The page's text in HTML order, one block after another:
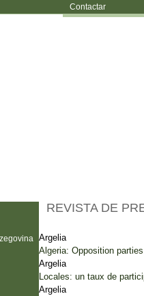
Contactar
REVISTA DE
Argelia
Algeria: Opposition
Argelia
Locales: un taux de
Argelia